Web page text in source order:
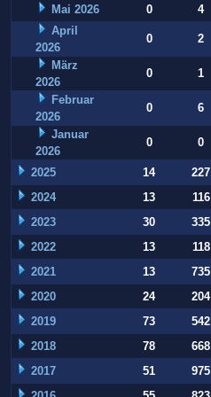
Mai 2026 0 4
April
2026
0 2
März
2026
0 1
Februar
2026
0 6
Januar
2026
0 0
2025 14 227
2024
13 116
2023
30 335
2022
13 118
2021
13 735
2020
24 204
2019
73 542
2018
78 668
2017
51 975